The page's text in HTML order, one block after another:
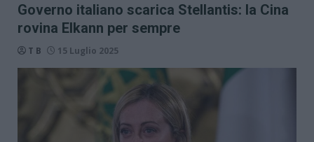
Governo italiano scarica Stellantis: la Cina
rovina Elkann per sempre
T B 15 Luglio 2025